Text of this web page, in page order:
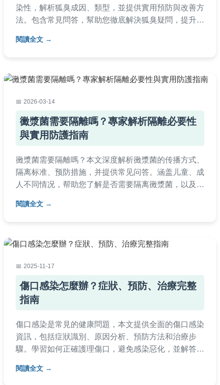
染性，解析狐臭成因、類型，並提供實用預防與改善方
法。包含常見問答，幫助您徹底解決狐臭疑問，提升生
閱讀全文
2026-03-14
黴漿菌需要隔離嗎？專家解析隔離必要性
與實用防護指南
黴漿菌需要隔離嗎？本文深度解析黴漿菌的传播方式、
隔离标准、预防措施，并提供常见问答。涵盖儿童、成
人不同情况，帮助您了解是否需要隔离黴漿菌，以及如
閱讀全文
2025-11-17
傷口感染怎麼辦？症狀、預防、治療完整
指南
傷口感染是常見的健康問題，本文提供全面的傷口感染
資訊，包括症狀識別、原因分析、預防方法和治療步
驟。學習如何正確護理傷口，避免感染惡化，並解答常
合所有年齡層閱讀。
閱讀全文